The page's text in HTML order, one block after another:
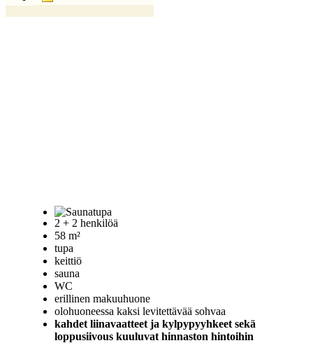
2 + 2 henkilöä
58 m²
tupa
keittiö
sauna
WC
erillinen makuuhuone
olohuoneessa kaksi levitettävää sohvaa
kahdet liinavaatteet ja kylpypyyhkeet sekä
loppusiivous kuuluvat hinnaston hintoihin